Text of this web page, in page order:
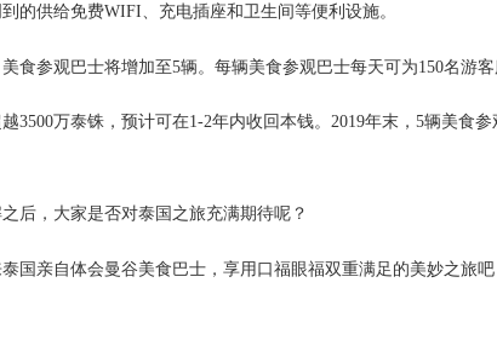
的供给免费WIFI、充电插座和卫生间等便利设施。
食参观巴士将增加至5辆。每辆美食参观巴士每天可为150名游客
3500万泰铢，预计可在1-2年内收回本钱。2019年末，5辆美食
后，大家是否对泰国之旅充满期待呢？
国亲自体会曼谷美食巴士，享用口福眼福双重满足的美妙之旅吧